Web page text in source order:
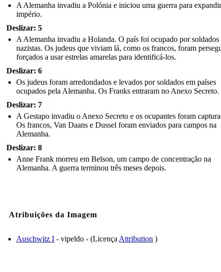
Create your own at Storyboard That
Image Attributions:
Auschwitz I (https://www.flickr.com/photos/vippe/868313177/) - vipeldo - License: Attribution (http://
Time Break
A Alemanha invadiu a Polónia e iniciou uma guerra para
império.
Deslizar: 5
A Alemanha invadiu a Holanda. O país foi ocupado por soldados
nazistas. Os judeus que viviam lá, como os francos, foram
forçados a usar estrelas amarelas para identificá-los.
Deslizar: 6
Os judeus foram arredondados e levados por soldados em países
ocupados pela Alemanha. Os Franks entraram no Anexo Secreto.
Deslizar: 7
A Gestapo invadiu o Anexo Secreto e os ocupantes foram
Os francos, Van Daans e Dussel foram enviados para campos na
Alemanha.
Deslizar: 8
Anne Frank morreu em Belson, um campo de concentração na
Alemanha. A guerra terminou três meses depois.
Atribuições da Imagem
Auschwitz I - vipeldo - (LicençaAttribution )